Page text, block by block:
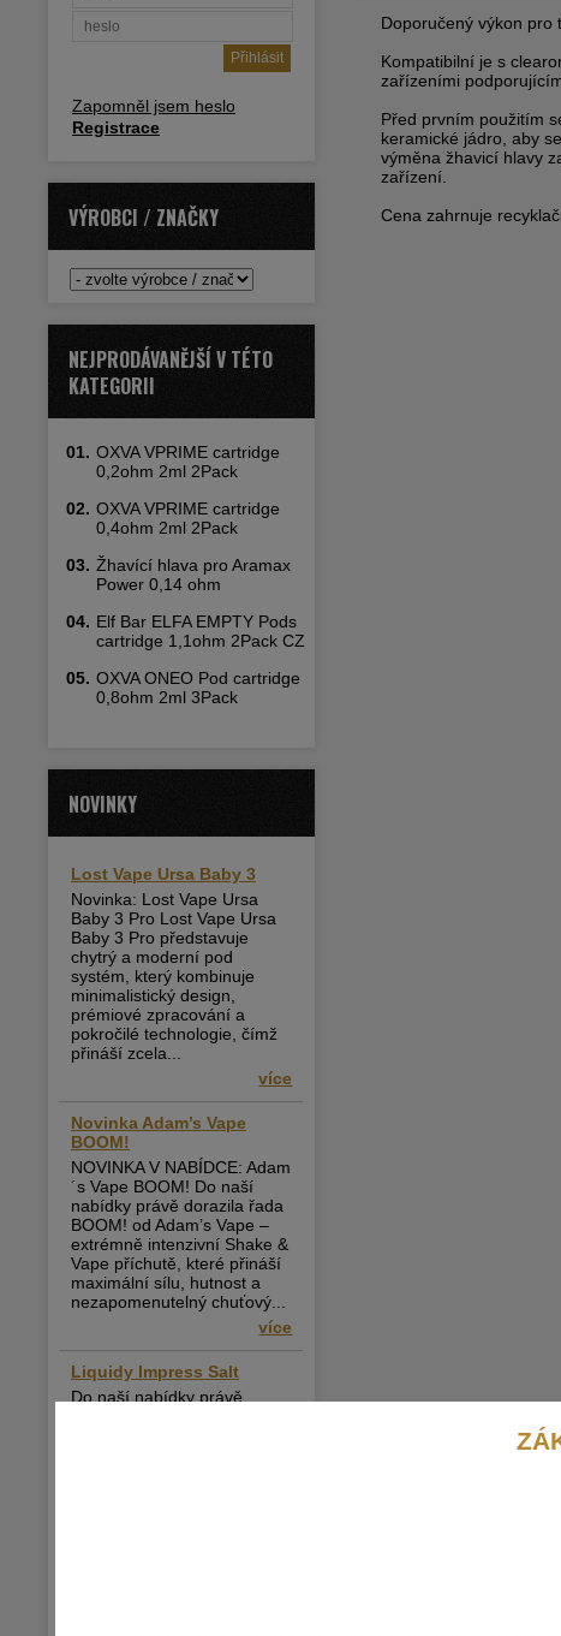
Zapomněl jsem heslo
Registrace
VÝROBCI / ZNAČKY
NEJPRODÁVANĚJŠÍ V TÉTO
KATEGORII
01. OXVA VPRIME cartridge
0,2ohm 2ml 2Pack
02. OXVA VPRIME cartridge
0,4ohm 2ml 2Pack
03. Žhavící hlava pro Aramax
Power 0,14 ohm
04. Elf Bar ELFA EMPTY Pods
cartridge 1,1ohm 2Pack CZ
05. OXVA ONEO Pod cartridge
0,8ohm 2ml 3Pack
NOVINKY
Lost Vape Ursa Baby 3
Novinka: Lost Vape Ursa
Baby 3 Pro Lost Vape Ursa
Baby 3 Pro představuje
chytrý a moderní pod
systém, který kombinuje
minimalistický design,
prémiové zpracování a
pokročilé technologie, čímž
přináší zcela...
více
Novinka Adam’s Vape
BOOM!
NOVINKA V NABÍDCE: Adam
´s Vape BOOM! Do naší
nabídky právě dorazila řada
BOOM! od Adam’s Vape –
extrémně intenzivní Shake &
Vape příchutě, které přináší
maximální sílu, hutnost a
nezapomenutelný chuťový...
více
Liquidy Impress Salt
Do naší nabídky právě
Doporučený výkon pro
Kompatibilní je s
zařízeními
Před prvním použitím
keramické jádro, aby
výměna žhavicí hlavy
zařízení.
Cena zahrnuje